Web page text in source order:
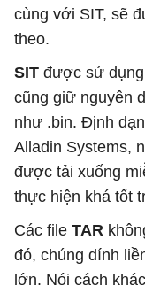
cùng với SIT, sẽ
theo.
SIT được sử
cũng giữ nguyên
như .bin. Định
Alladin Systems,
được tải xuống
thực hiện khá tốt
Các file TAR
đó, chúng dính
lớn. Nói cách